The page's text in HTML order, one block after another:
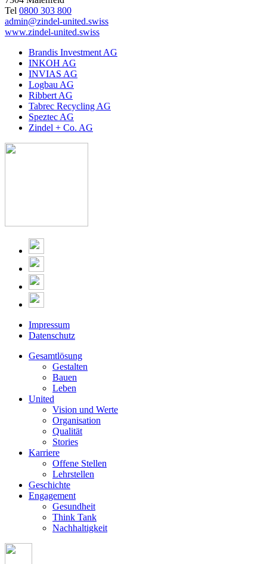
Tel 0800 303 800
admin@zindel-united.swiss
www.zindel-united.swiss
Brandis Investment AG
INKOH AG
INVIAS AG
Logbau AG
Ribbert AG
Tabrec Recycling AG
Speztec AG
Zindel + Co. AG
Impressum
Datenschutz
Gesamtlösung
Gestalten
Bauen
Leben
United
Vision und Werte
Organisation
Qualität
Stories
Karriere
Offene Stellen
Lehrstellen
Geschichte
Engagement
Gesundheit
Think Tank
Nachhaltigkeit